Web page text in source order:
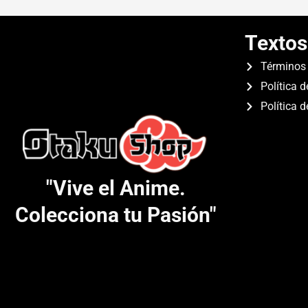
"Vive el Anime.
Colecciona tu Pasión"
Política
Política